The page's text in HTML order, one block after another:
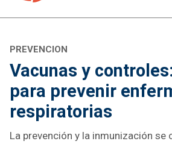
PREVENCION
Vacunas y
para prevenir
respiratorias
La prevención y la inmunización se